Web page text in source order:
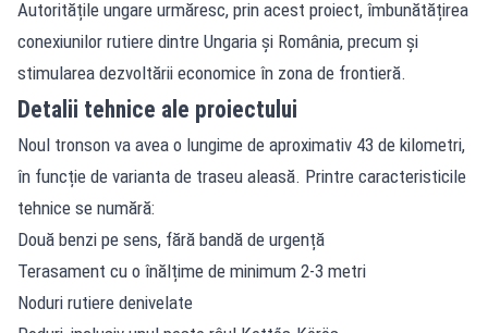
Autoritățile ungare urmăresc, prin acest proiect, îmbunătățirea
conexiunilor rutiere dintre Ungaria și România, precum și
stimularea dezvoltării economice în zona de frontieră.
Detalii tehnice ale proiectului
Noul tronson va avea o lungime de aproximativ 43 de kilometri,
în funcție de varianta de traseu aleasă. Printre caracteristicile
tehnice se numără:
Două benzi pe sens, fără bandă de urgență
Terasament cu o înălțime de minimum 2-3 metri
Noduri rutiere denivelate